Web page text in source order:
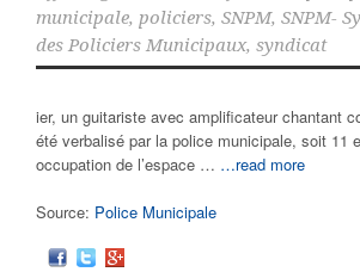
municipale, policiers, SNPM, SNPM-
des Policiers Municipaux, syndicat
ier, un guitariste avec amplificateur chantant
été verbalisé par la police municipale, soit 11
occupation de l’espace … …read more
Source: Police Municipale